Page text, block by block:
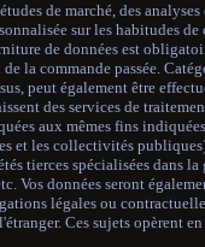
de marché, des
sur les habitudes
de données est
la commande passée.
peut également être
des services de
aux mêmes fins
et les collectivités
tierces spécialisées dans
Vos données seront
légales ou
Ces sujets opèrent